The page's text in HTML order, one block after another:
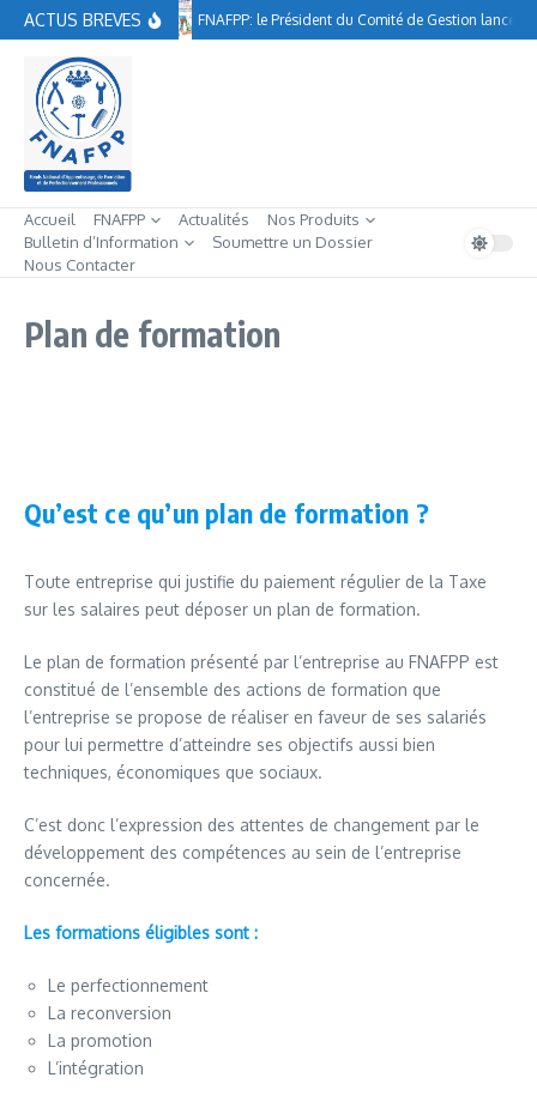
Aller au contenu
ACTUS BREVES FNAFPP: le Président du Comité de Gestion lance
Accueil FNAFPP Actualités
Nos Produits
Bulletin d’Information
Soumettre un Dossier
Nous Contacter
Plan de formation
Qu’est ce qu’un plan de formation ?
Toute entreprise qui justifie du paiement régulier de la Taxe
sur les salaires peut déposer un plan de formation.
Le plan de formation présenté par l’entreprise au FNAFPP est
constitué de l’ensemble des actions de formation que
l’entreprise se propose de réaliser en faveur de ses salariés
pour lui permettre d’atteindre ses objectifs aussi bien
techniques, économiques que sociaux.
C’est donc l’expression des attentes de changement par le
développement des compétences au sein de l’entreprise
concernée.
Les formations éligibles sont :
Le perfectionnement
La reconversion
La promotion
L’intégration